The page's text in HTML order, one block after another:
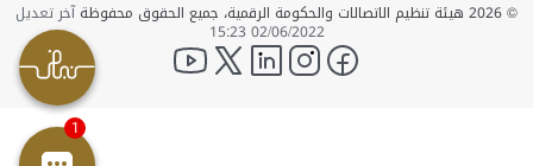
© 2026 هيئة تنظيم الاتصالات والحكومة الرقمية، جميع الحقوق محفوظة آخر تعديل
02/06/2022 15:23
facebook
instagram
LinkedIn
twitter